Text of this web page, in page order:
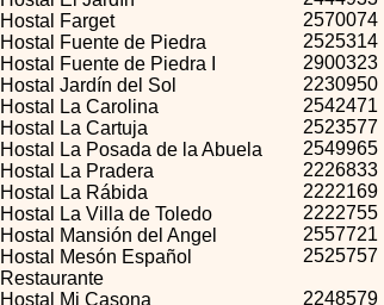
Hostal Farget
Hostal Fuente de Piedra
Hostal Fuente de Piedra I
Hostal Jardín del Sol
Hostal La Carolina
Hostal La Cartuja
Hostal La Posada de la Abuela
Hostal La Pradera
Hostal La Rábida
Hostal La Villa de Toledo
Hostal Mansión del Angel
Hostal Mesón Español
Restaurante
Hostal Mi Casona
2570074
2525314
2900323
2230950
2542471
2523577
2549965
2226833
2222169
2222755
2557721
2525757
2248579